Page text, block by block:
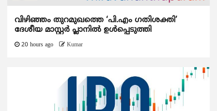
വിഴിഞ്ഞം തുറമുഖത്തെ ‘പി.എം ഗതിശക്തി’
ദേശീയ മാസ്റ്റർ പ്ലാനിൽ ഉൾപ്പെടുത്തി
20 hours ago Kumar